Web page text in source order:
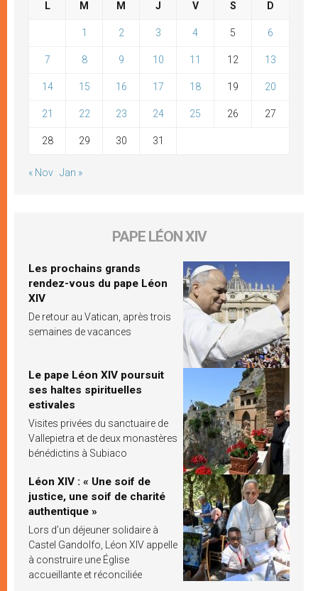
L M M J V S D
1 2 3 4 5 6
7 8 9 10 11 12 13
14 15 16 17 18 19 20
21 22 23 24 25 26 27
28 29 30 31
« Nov Jan »
PAPE LÉON XIV
Les prochains grands
rendez-vous du pape Léon
XIV
De retour au Vatican, après trois
semaines de vacances
Le pape Léon XIV poursuit
ses haltes spirituelles
estivales
Visites privées du sanctuaire de
Vallepietra et de deux monastères
bénédictins à Subiaco
Léon XIV : « Une soif de
justice, une soif de charité
authentique »
Lors d’un déjeuner solidaire à
Castel Gandolfo, Léon XIV appelle
à construire une Église
accueillante et réconciliée